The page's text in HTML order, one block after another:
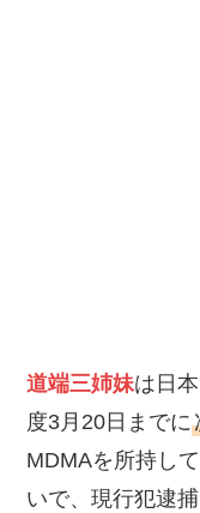
道端三姉妹は日
度3月20日までに
MDMAを所持し
いで、現行犯逮捕